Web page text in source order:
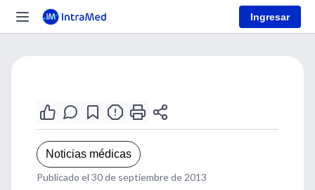
Ingresar
Noticias médicas
Publicado el 30 de septiembre de 2013